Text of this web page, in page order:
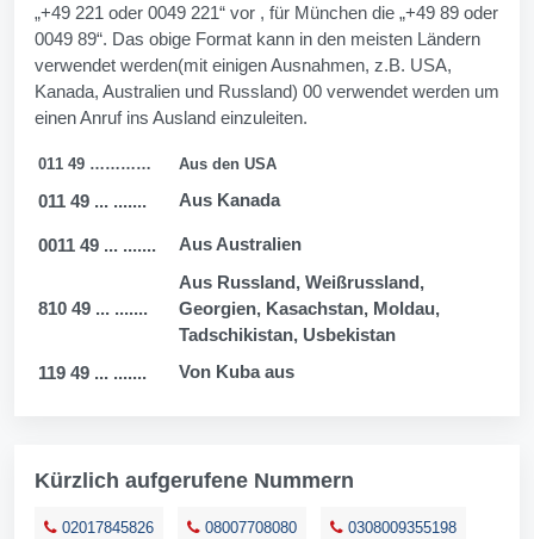
„+49 221 oder 0049 221“ vor , für München die „+49 89 oder
0049 89“. Das obige Format kann in den meisten Ländern
verwendet werden(mit einigen Ausnahmen, z.B. USA,
Kanada, Australien und Russland) 00 verwendet werden um
einen Anruf ins Ausland einzuleiten.
011 49 ………… Aus den USA
011 49 ... ....... Aus Kanada
0011 49 ... ....... Aus Australien
810 49 ... .......
Aus Russland, Weißrussland,
Georgien, Kasachstan, Moldau,
Tadschikistan, Usbekistan
119 49 ... .......
Von Kuba aus
Kürzlich aufgerufene Nummern
02017845826 08007708080 0308009355198